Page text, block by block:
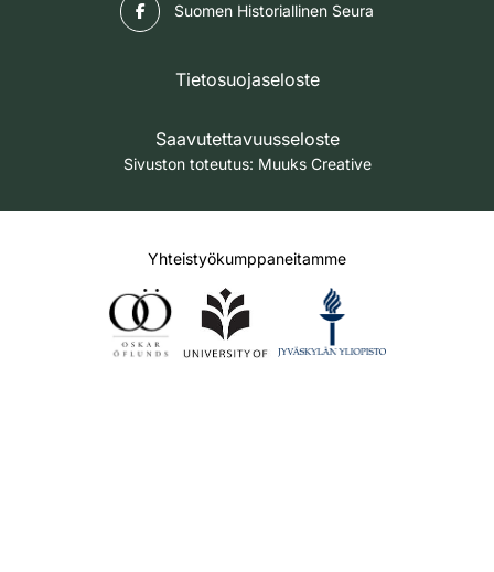
Suomen Historiallinen Seura
Tietosuojaseloste
Saavutettavuusseloste
Sivuston toteutus: Muuks Creative
Yhteistyökumppaneitamme